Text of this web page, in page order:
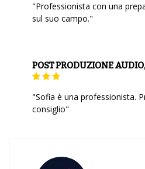
"Professionista con una
sul suo campo."
POST PRODUZIONE
"Sofia è una professionista.
consiglio"